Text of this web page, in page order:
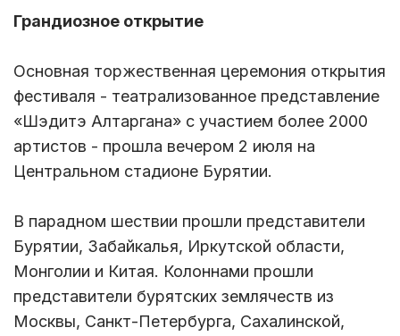
Грандиозное открытие
Основная торжественная церемония открытия
фестиваля - театрализованное представление
«Шэдитэ Алтаргана» с участием более 2000
артистов - прошла вечером 2 июля на
Центральном стадионе Бурятии.
В парадном шествии прошли представители
Бурятии, Забайкалья, Иркутской области,
Монголии и Китая. Колоннами прошли
представители бурятских землячеств из
Москвы, Санкт-Петербурга, Сахалинской,